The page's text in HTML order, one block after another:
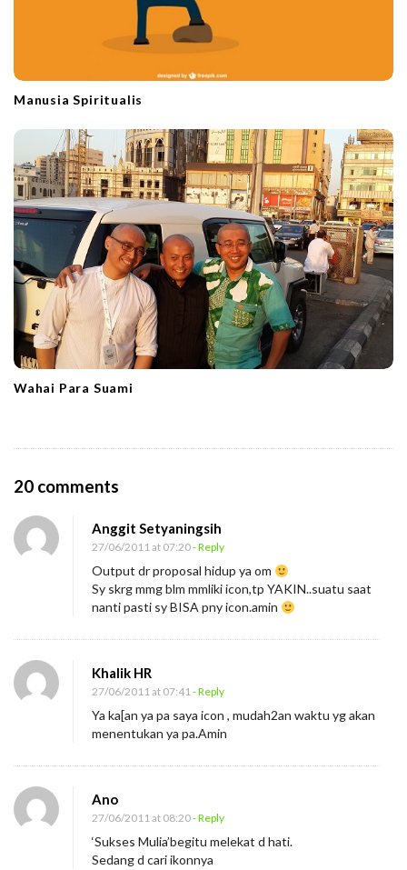
Manusia Spiritualis
Wahai Para Suami
20 comments
A
a
“
o
n
”
a
?
Anggit Setyaningsih
27/06/2011 at 07:20- Reply
Output dr proposal hidup ya om
Sy skrg mmg blm mmliki icon,tp YAKIN..suatu saat
nanti pasti sy BISA pny icon.amin
Khalik HR
27/06/2011 at 07:41- Reply
Ya ka[an ya pa saya icon , mudah2an waktu yg akan
menentukan ya pa.Amin
Ano
27/06/2011 at 08:20- Reply
‘Sukses Mulia’begitu melekat d hati.
Sedang d cari ikonnya